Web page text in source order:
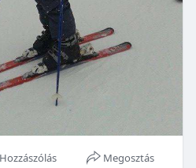
Hozzászólás Megosztás